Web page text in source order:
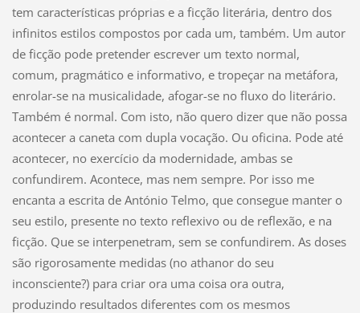
tem características próprias e a ficção literária, dentro dos
infinitos estilos compostos por cada um, também. Um autor
de ficção pode pretender escrever um texto normal,
comum, pragmático e informativo, e tropeçar na metáfora,
enrolar-se na musicalidade, afogar-se no fluxo do literário.
Também é normal. Com isto, não quero dizer que não possa
acontecer a caneta com dupla vocação. Ou oficina. Pode até
acontecer, no exercício da modernidade, ambas se
confundirem. Acontece, mas nem sempre. Por isso me
encanta a escrita de António Telmo, que consegue manter o
seu estilo, presente no texto reflexivo ou de reflexão, e na
ficção. Que se interpenetram, sem se confundirem. As doses
são rigorosamente medidas (no athanor do seu
inconsciente?) para criar ora uma coisa ora outra,
produzindo resultados diferentes com os mesmos